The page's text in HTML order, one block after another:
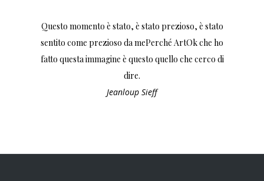
Questo momento è stato, è stato prezioso, è stato
sentito come prezioso da mePerché ArtOk che ho
fatto questa immagine è questo quello che cerco di
dire.
Jeanloup Sieff